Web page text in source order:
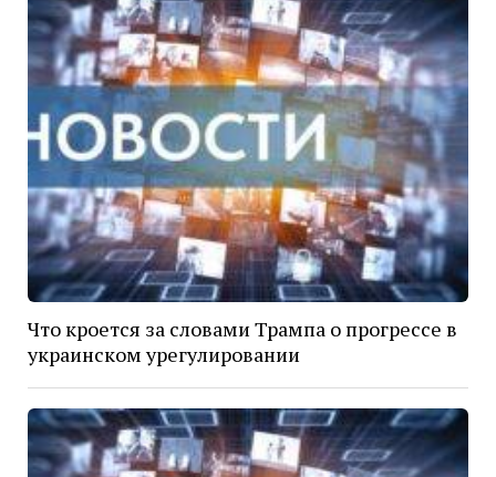
Что кроется за словами Трампа о прогрессе в
украинском урегулировании